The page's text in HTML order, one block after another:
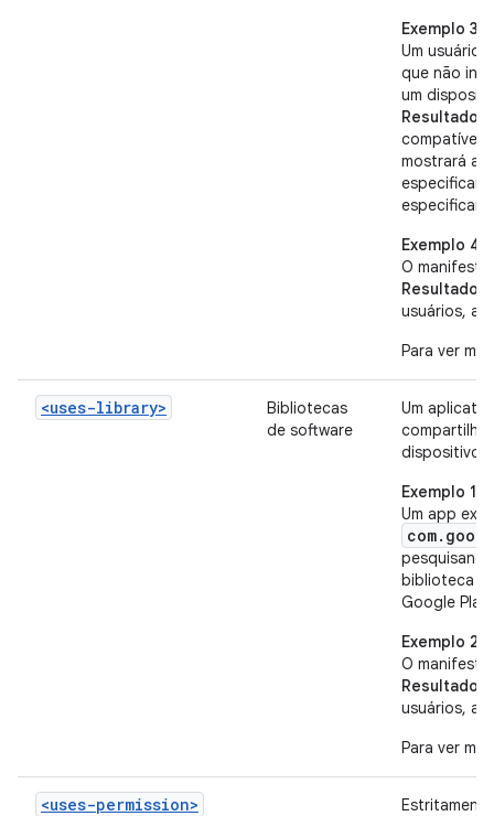
Exemplo 3
Um usuário
que não
um
Resultado:
compatível
mostrará ao
especificam
Exemplo 4
O
Resultado:
usuários, a
Para ver
<uses-library>
Bibliotecas
de software
Um
dispositivo.
Exemplo 1
Um app
biblioteca
Google
Exemplo 2
O
Resultado:
usuários, a
Para ver
<uses-permission>